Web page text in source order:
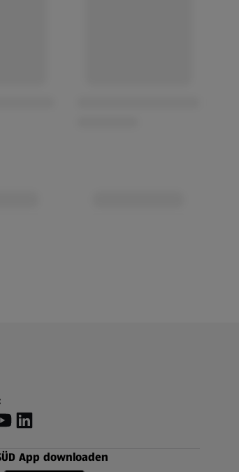
App downloaden